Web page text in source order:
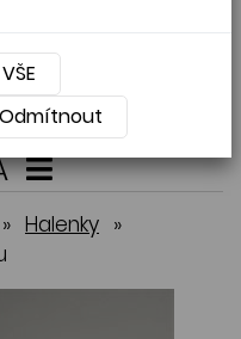
Košík 0
» Halenky »
Odmítnout